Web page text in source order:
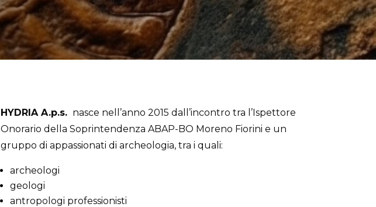
HYDRIA A.p.s. nasce nell’anno 2015 dall’incontro tra l’Ispettore
Onorario della Soprintendenza ABAP-BO Moreno Fiorini e un
gruppo di appassionati di archeologia, tra i quali:
archeologi
geologi
antropologi professionisti